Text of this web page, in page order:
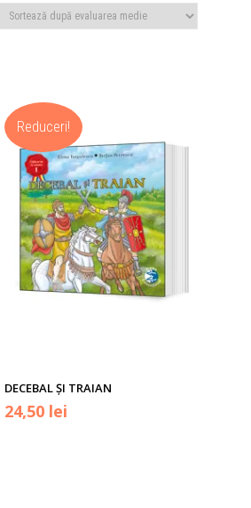
Reduceri!
DECEBAL ȘI TRAIAN
Prețul
24,50 lei